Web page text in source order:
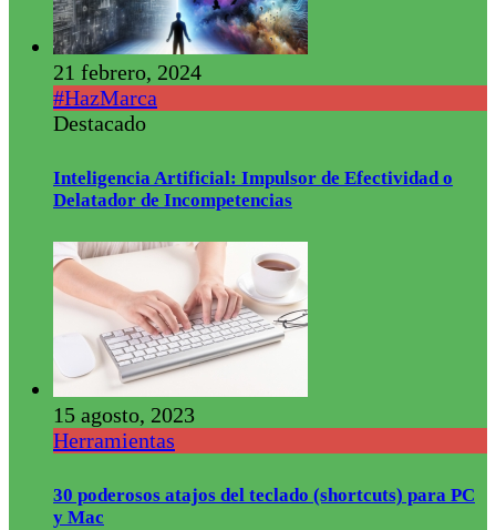
21 febrero, 2024
#HazMarca
Destacado
Inteligencia Artificial: Impulsor de Efectividad o
Delatador de Incompetencias
15 agosto, 2023
Herramientas
30 poderosos atajos del teclado (shortcuts) para PC
y Mac